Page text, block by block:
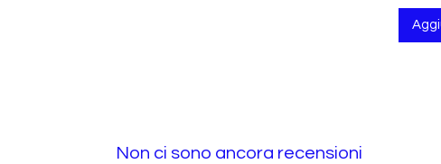
Non ci sono ancora recensioni